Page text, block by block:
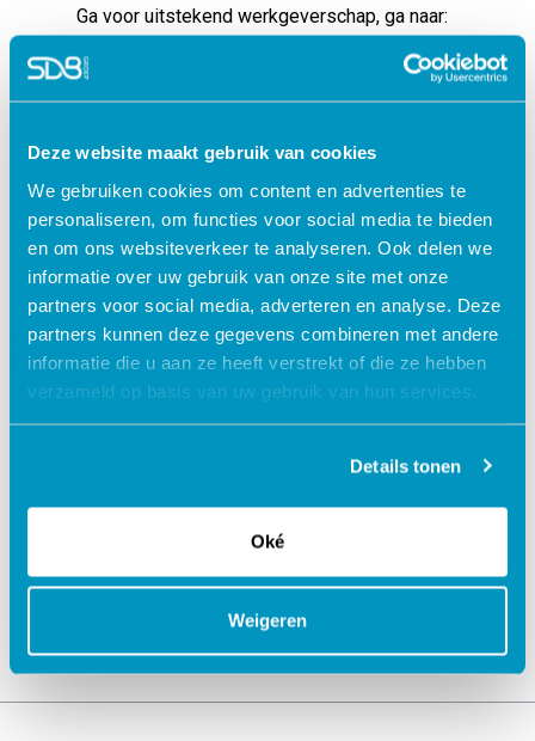
Deze website maakt gebruik van cookies
We gebruiken cookies om content en advertenties te
personaliseren, om functies voor social media te bieden
en om ons websiteverkeer te analyseren. Ook delen we
informatie over uw gebruik van onze site met onze
partners voor social media, adverteren en analyse. Deze
partners kunnen deze gegevens combineren met andere
informatie die u aan ze heeft verstrekt of die ze hebben
verzameld op basis van uw gebruik van hun services.
Details tonen
Oké
Weigeren
Ga voor uitstekend werkgeverschap, ga naar:
Roosterplanning Kinderopvang van SDB
Terug naar blogartikelen
Jouw data veilig in de cloud